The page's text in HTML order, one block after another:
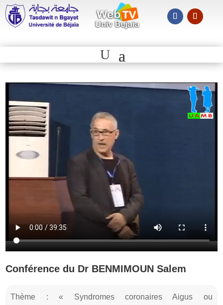
Conférence du Dr BENMIMOUN Salem
Thème : « Syndromes coronaires Aigus ou